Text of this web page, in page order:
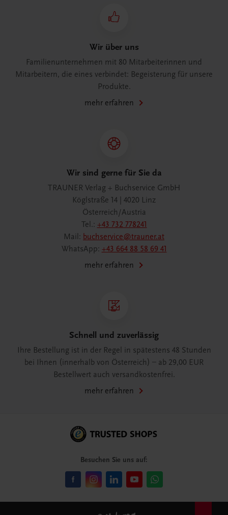
Wir über uns
Familienunternehmen mit 80 Mitarbeiterinnen und
Mitarbeitern, die eines verbindet: Begeisterung für unsere
Produkte.
mehr erfahren
Wir sind gerne für Sie da
TRAUNER Verlag + Buchservice GmbH
Köglstraße 14 | 4020 Linz
Österreich/Austria
Tel.: +43 732 778241
Mail: buchservice@trauner.at
WhatsApp: +43 664 88 58 69 41
mehr erfahren
Schnell und zuverlässig
Ihre Bestellung ist in der Regel in spätestens 48 Stunden
bei Ihnen (innerhalb von Österreich) – ab 29,00 EUR
Bestellwert auch versandkostenfrei.
mehr erfahren
Besuchen Sie uns auf: